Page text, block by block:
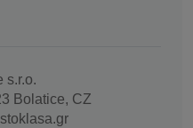
s.r.o.
Bolatice, CZ